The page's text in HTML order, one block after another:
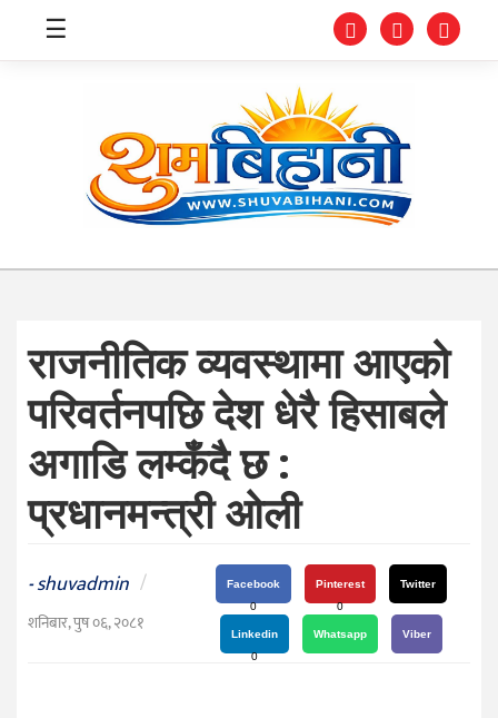
स्वास्थ्य
संघीय
प्रविधि
जीवनशैली
दर्शन
संस्कृति
विचार
☰
राजनीतिक व्यवस्थामा आएको
परिवर्तनपछि देश धेरै हिसाबले
अगाडि लम्कँदै छ :
प्रधानमन्त्री ओली
-shuvadmin /
शनिबार, पुष ०६, २०८१
Facebook
0
Pinterest
0
Twitter
Linkedin
0
Whatsapp Viber